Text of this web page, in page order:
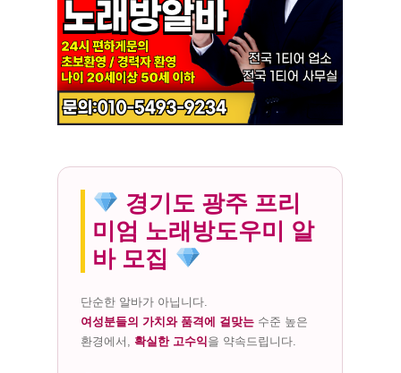
경기도 광주 프리
미엄 노래방도우미 알
바 모집
단순한 알바가 아닙니다.
여성분들의 가치와 품격에 걸맞는 수준 높은
환경에서,확실한 고수익을 약속드립니다.